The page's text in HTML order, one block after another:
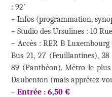
: 92′
– Infos (programmation,
– Studio des Ursulines : 10
– Accès : RER B Luxembourg
Bus 21, 27 (Feuillantines),
89 (Panthéon). Métro le
Daubenton (mais apprêtez-
– Entrée : 6,50 €